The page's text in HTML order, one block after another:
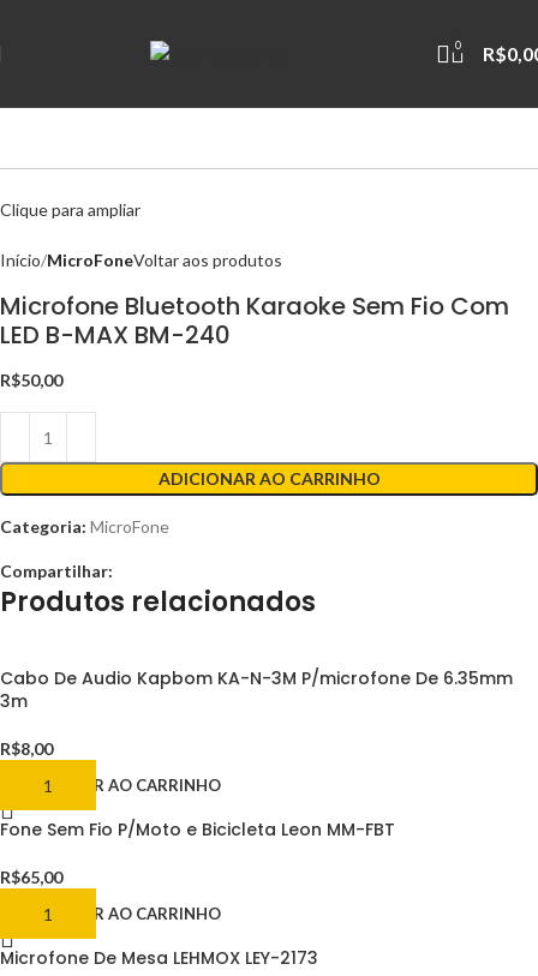
0 R$
Clique para ampliar
Início MicroFoneVoltar aos produtos
Microfone Bluetooth Karaoke Sem Fio Com
LED B-MAX BM-240
R$50,00
ADICIONAR AO CARRINHO
Categoria: MicroFone
Compartilhar:
Produtos relacionados
Cabo De Audio Kapbom KA-N-3M P/microfone De 6.35mm
3m
R$8,00
ADICIONAR AO CARRINHO
Fone Sem Fio P/Moto e Bicicleta Leon MM-FBT
R$65,00
ADICIONAR AO CARRINHO
Microfone De Mesa LEHMOX LEY-2173